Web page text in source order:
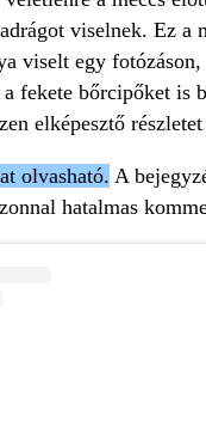
viselnek. Ez
viselt egy
fekete bőrcipőket
elképesztő
olvasható. A
hatalmas